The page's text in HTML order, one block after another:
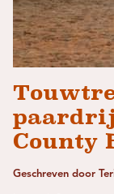
County
Geschreven door